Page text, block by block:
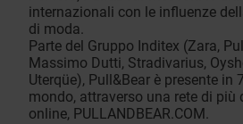
internazionali con le influenze
di moda.
Parte del Gruppo Inditex (Zara,
Massimo Dutti, Stradivarius,
Uterqüe), Pull&Bear è presente in
mondo, attraverso una rete di più
online, PULLANDBEAR.COM.